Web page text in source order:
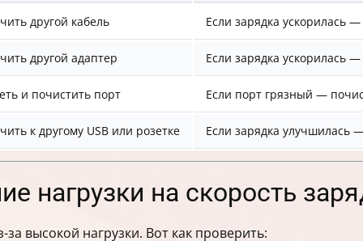
другой кабель Если зарядка ускорилась
другой адаптер Если зарядка ускорилась
и почистить порт Если порт грязный —
к другому USB или розетке Если зарядка улучшилась
нагрузки на скорость
высокой нагрузки. Вот как проверить: